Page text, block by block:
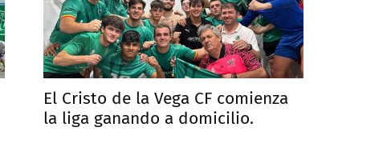
El Cristo de la Vega CF comienza
la liga ganando a domicilio.